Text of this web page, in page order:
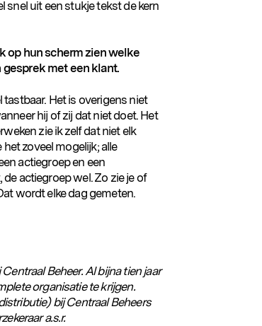
snel uit een stukje tekst de kern
op hun scherm zien welke
met een klant.
tastbaar. Het is overigens niet
hij of zij dat niet doet. Het
zie ik zelf dat niet elk
zoveel mogelijk; alle
actiegroep en een
actiegroep wel. Zo zie je of
wordt elke dag gemeten.
Beheer. Al bijna tien jaar
organisatie te krijgen.
bij Centraal Beheers
a.s.r.